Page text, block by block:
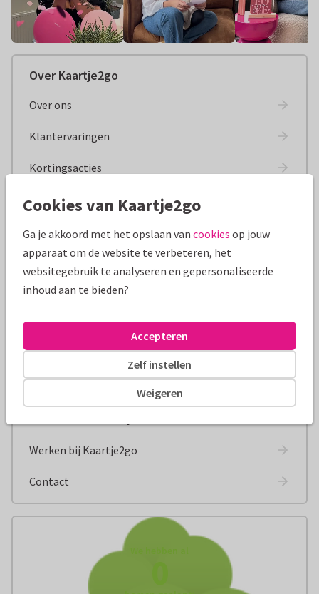
Over Kaartje2go
Over ons
Klantervaringen
Kortingsacties
Duurzaamheid
Onderzoeken
Het drukproces
Erkenning in de media
Samenwerken
Medewerkers aan het woord
Werken bij Kaartje2go
Contact
Cookies van Kaartje2go
Ga je akkoord met het opslaan van cookies op jouw
apparaat om de website te verbeteren, het
websitegebruik te analyseren en gepersonaliseerde
inhoud aan te bieden?
Weigeren
Zelf instellen
Accepteren